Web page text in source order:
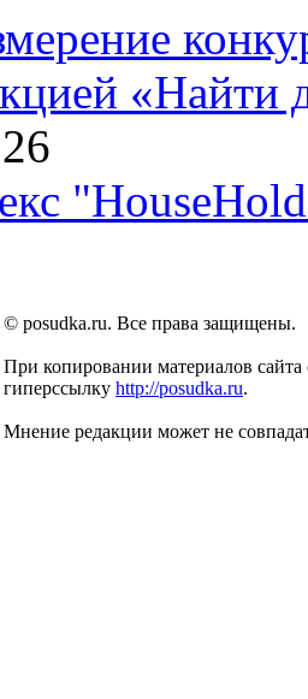
«Найти
© posudka.ru. Все права защищены.
При копировании материалов сайта
гиперссылку http://posudka.ru.
Мнение редакции может не